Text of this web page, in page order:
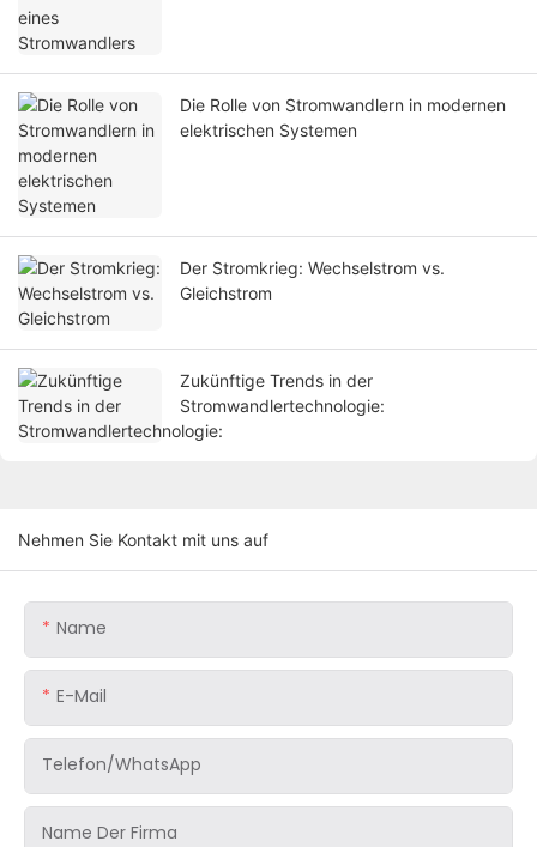
Die Rolle von Stromwandlern in modernen
elektrischen Systemen
Der Stromkrieg: Wechselstrom vs.
Gleichstrom
Zukünftige Trends in der
Stromwandlertechnologie:
Nehmen Sie Kontakt mit uns auf
Name
E-Mail
Telefon/WhatsApp
Name Der Firma